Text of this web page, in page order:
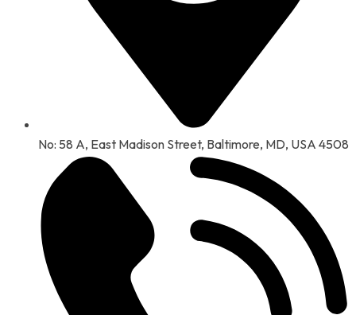
No: 58 A, East Madison Street, Baltimore, MD, USA 4508